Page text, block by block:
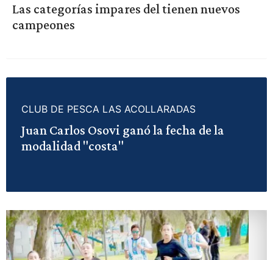
Las categorías impares del tienen nuevos
campeones
CLUB DE PESCA LAS ACOLLARADAS
Juan Carlos Osovi ganó la fecha de la
modalidad "costa"